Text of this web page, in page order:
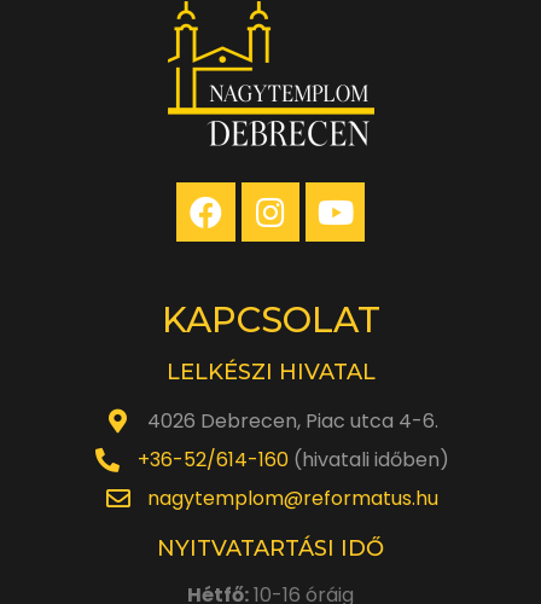
KAPCSOLAT
LELKÉSZI HIVATAL
4026 Debrecen, Piac utca 4-6.
+36-52/614-160(hivatali időben)
nagytemplom@reformatus.hu
NYITVATARTÁSI IDŐ
Hétfő:10-16 óráig